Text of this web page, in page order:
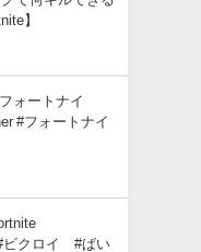
】
ォートナイ
#フォートナイ
ビクロイ #ばい